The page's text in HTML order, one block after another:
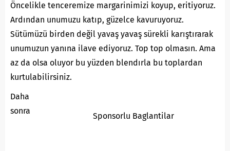
Öncelikle tenceremize margarinimizi koyup, eritiyoruz.
Ardından unumuzu katıp, güzelce kavuruyoruz.
Sütümüzü birden değil yavaş yavaş sürekli karıştırarak
unumuzun yanına ilave ediyoruz. Top top olmasın. Ama
az da olsa oluyor bu yüzden blendırla bu toplardan
kurtulabilirsiniz.
Sponsorlu Baglantilar
Daha
sonra